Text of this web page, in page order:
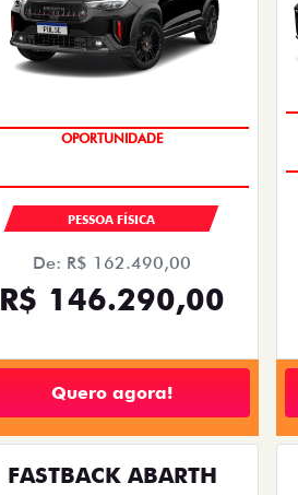
SAIA DE FIAT 0KM
PESSOA FÍSICA
De: R$ 162.490,00
R$ 146.290,00
Quero agora!
FASTBACK ABARTH